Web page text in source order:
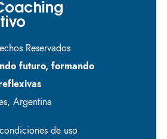
Reservados
futuro, formando
Argentina
de uso